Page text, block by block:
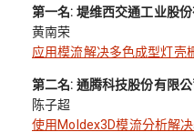
第一名: 堤维西交通工业股
黄南荣
应用模流解决多色成型灯壳
第二名: 通腾科技股份有限
陈子超
使用Moldex3D模流分析解